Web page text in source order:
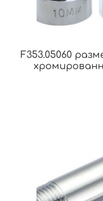
F353.05060